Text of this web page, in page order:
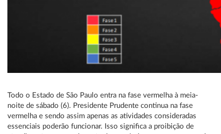
Todo o Estado de São Paulo entra na fase vermelha à meia-
noite de sábado (6). Presidente Prudente continua na fase
vermelha e sendo assim apenas as atividades consideradas
essenciais poderão funcionar. Isso significa a proibição de